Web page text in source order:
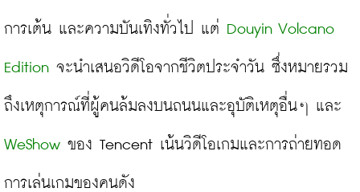
การเต้น และความบันเทิงทั่วไป แต่ Douyin Volcano
Edition จะนำเสนอวิดีโอจากชีวิตประจำวัน ซึ่งหมายรวม
WeShow ของ Tencent เน้นวิดีโอเกมและการถ่ายทอด
การเล่นเกมของคนดัง